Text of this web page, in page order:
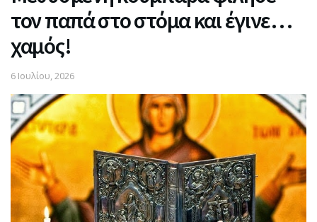
τον παπά στο στόμα και έγινε…
χαμός!
6 Ιουλίου, 2026